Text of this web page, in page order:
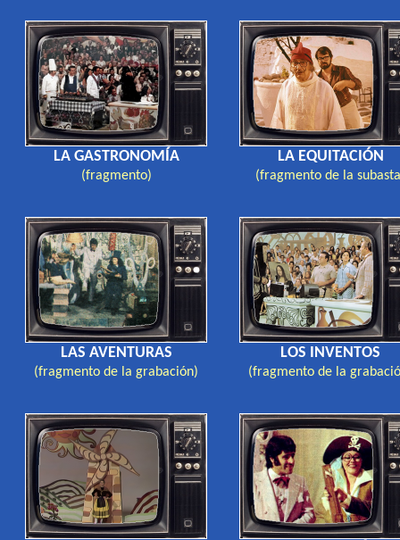
LA GASTRONOMÍA
(fragmento)
LA EQUITACIÓN
(fragmento de la
LAS AVENTURAS
(fragmento de la grabación)
LOS INVENTOS
(fragmento de la